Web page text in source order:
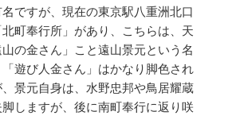
ですが、現在の東京駅八重洲北口
町奉行所」があり、こちらは、天
の金さん」こと遠山景元という名
遊び人金さん」はかなり脚色され
景元自身は、水野忠邦や鳥居耀蔵
しますが、後に南町奉行に返り咲